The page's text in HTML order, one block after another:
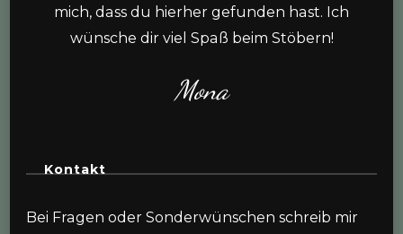
mich, dass du hierher gefunden hast. Ich
wünsche dir viel Spaß beim Stöbern!
Mona
Kontakt
Bei Fragen oder Sonderwünschen schreib mir